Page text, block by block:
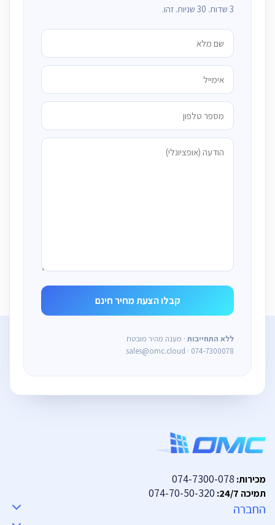
3 שדות. 30 שניות. זהו.
ללא התחייבות · מענה מהיר מובטח
sales@omc.cloud · 074-7300078
מכירות: 074-7300-078
תמיכה 24/7: 074-70-50-320
החברה